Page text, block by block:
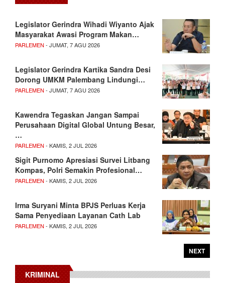
Legislator Gerindra Wihadi Wiyanto Ajak
Masyarakat Awasi Program Makan…
PARLEMEN - JUMAT, 7 AGU 2026
Legislator Gerindra Kartika Sandra Desi
Dorong UMKM Palembang Lindungi…
PARLEMEN - JUMAT, 7 AGU 2026
Kawendra Tegaskan Jangan Sampai
Perusahaan Digital Global Untung Besar,
…
PARLEMEN - KAMIS, 2 JUL 2026
Sigit Purnomo Apresiasi Survei Litbang
Kompas, Polri Semakin Profesional…
PARLEMEN - KAMIS, 2 JUL 2026
Irma Suryani Minta BPJS Perluas Kerja
Sama Penyediaan Layanan Cath Lab
PARLEMEN - KAMIS, 2 JUL 2026
NEXT
KRIMINAL